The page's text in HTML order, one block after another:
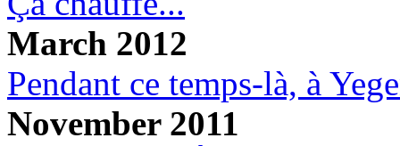
March 2012
Pendant ce temps-là, à
November 2011